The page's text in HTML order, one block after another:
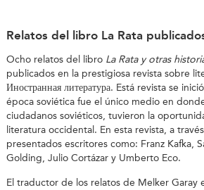
Relatos del libro La Rata
Ocho relatos del libro La Rata y otras
publicados en la prestigiosa revista sobre
Иностранная литература. Está revista se
época soviética fue el único medio en
ciudadanos soviéticos, tuvieron la
literatura occidental. En esta revista, a
presentados escritores como: Franz Kafka,
Golding, Julio Cortázar y Umberto Eco.
El traductor de los relatos de Melker Garay